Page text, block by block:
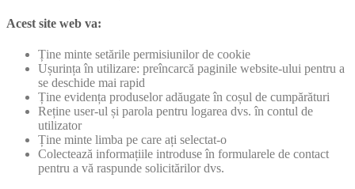
Acest site web va:
Ține minte setările permisiunilor de cookie
Ușurința în utilizare: preîncarcă paginile website-ului pentru a
se deschide mai rapid
Ține evidența produselor adăugate în coșul de cumpărături
Reține user-ul și parola pentru logarea dvs. în contul de
utilizator
Ține minte limba pe care ați selectat-o
Colectează informațiile introduse în formularele de contact
pentru a vă raspunde solicitărilor dvs.